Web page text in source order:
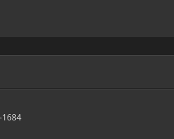
1684